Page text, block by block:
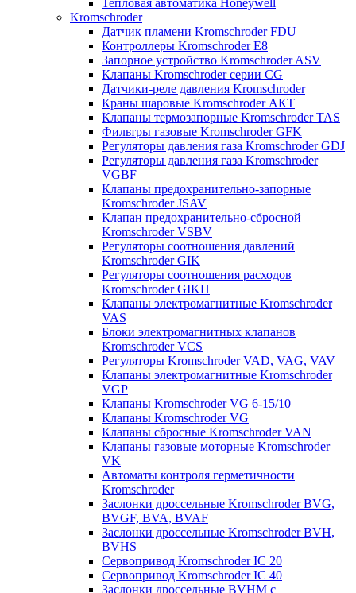
Тепловая автоматика Honeywell
Kromschroder
Датчик пламени Kromschroder FDU
Контроллеры Kromschroder E8
Запорное устройство Kromschroder ASV
Клапаны Kromschroder серии CG
Датчики-реле давления Kromschroder
Краны шаровые Kromschroder АКТ
Клапаны термозапорные Kromschroder TAS
Фильтры газовые Kromschroder GFK
Регуляторы давления газа Kromschroder GDJ
Регуляторы давления газа Kromschroder
VGBF
Клапаны предохранительно-запорные
Kromschroder JSAV
Клапан предохранительно-сбросной
Kromschroder VSBV
Регуляторы соотношения давлений
Kromschroder GIK
Регуляторы соотношения расходов
Kromschroder GIKH
Клапаны электромагнитные Kromschroder
VAS
Блоки электромагнитных клапанов
Kromschroder VCS
Регуляторы Kromschroder VAD, VAG, VAV
Клапаны электромагнитные Kromschroder
VGP
Клапаны Kromschroder VG 6-15/10
Клапаны Kromschroder VG
Клапаны сбросные Kromschroder VAN
Клапаны газовые моторные Kromschroder
VK
Автоматы контроля герметичности
Kromschroder
Заслонки дроссельные Kromschroder BVG,
BVGF, BVA, BVAF
Заслонки дроссельные Kromschroder BVH,
BVHS
Сервопривод Kromschroder IC 20
Сервопривод Kromschroder IC 40
Заслонки дроссельные BVHM с